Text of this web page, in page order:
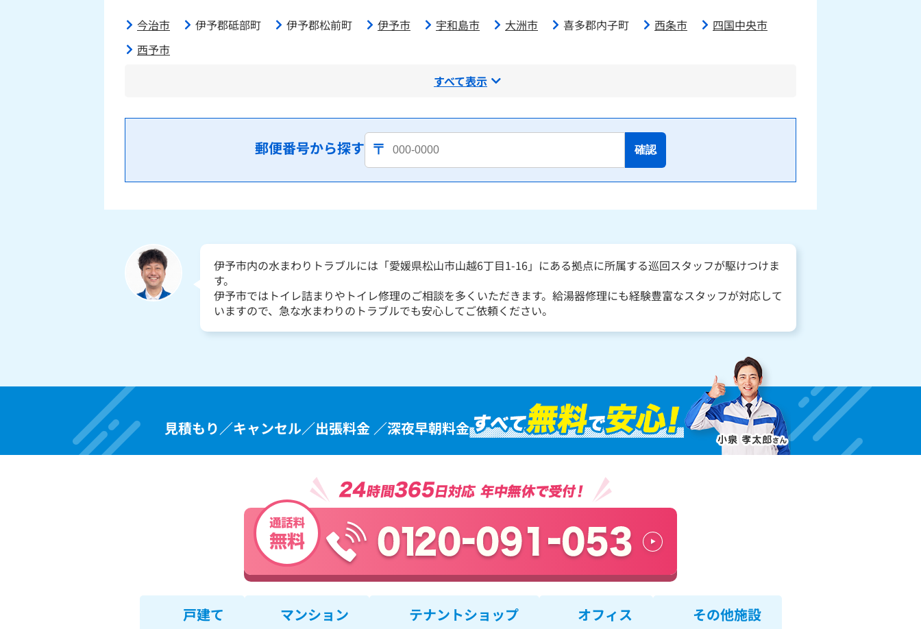
今治市 伊予郡砥部町 伊予郡松前町 伊予市 宇和島市 大洲市 喜多郡内子町 西条市
四国中央市
西予市
すべて表示
郵便番号から探す 確認
伊予市内の水まわりトラブルには「愛媛県松山市山越6丁目1-16」にある拠点に所属する巡回スタッフが駆けつけま
す。
伊予市ではトイレ詰まりやトイレ修理のご相談を多くいただきます。給湯器修理にも経験豊富なスタッフが対応して
いますので、急な水まわりのトラブルでも安心してご依頼ください。
見積もり／キャンセル／出張料金 ／深夜早朝料金
戸建て マンション テナントショップ オフィス その他施設